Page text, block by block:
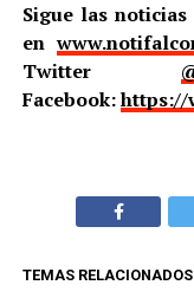
Sigue las
en
Twitter
Facebook:https://
TEMAS RELACIONADOS